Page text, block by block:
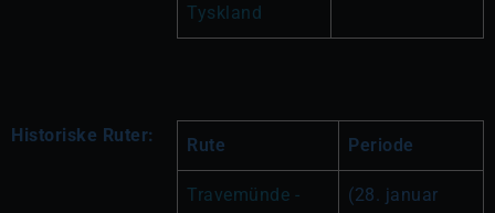
Tyskland
Historiske Ruter: Rute Periode
Travemünde -
(28. januar